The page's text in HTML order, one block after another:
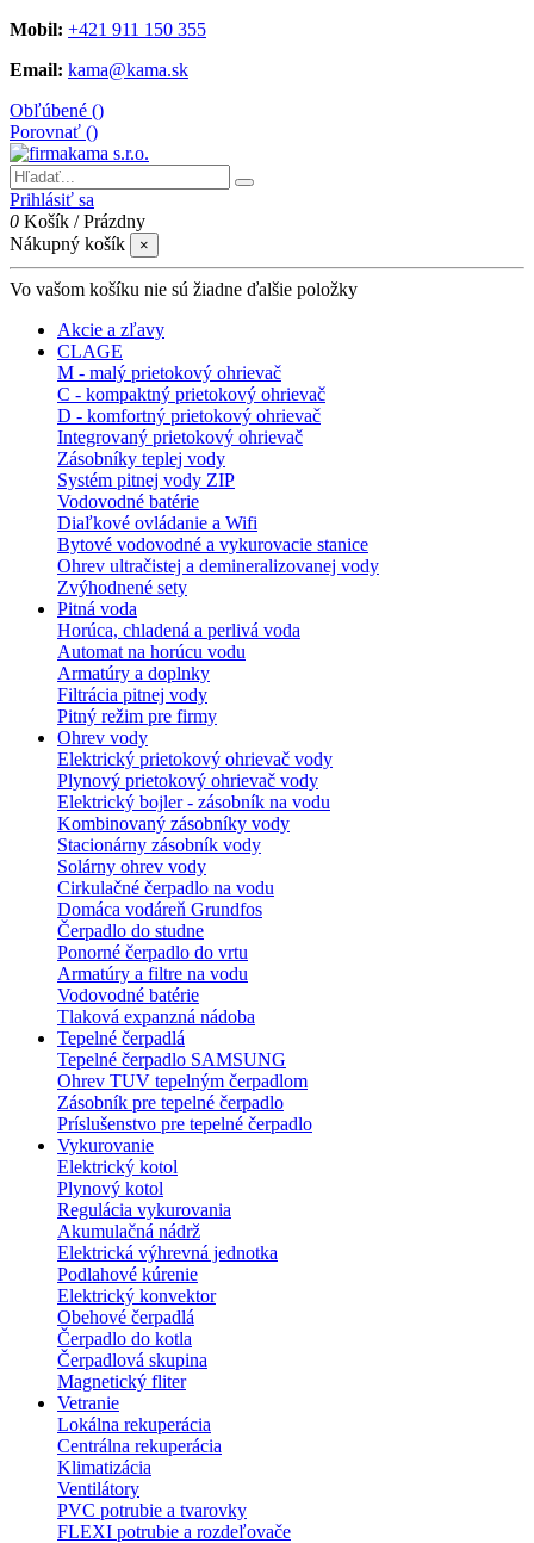
Mobil: +421 911 150 355
Email: kama@kama.sk
Obľúbené ()
Porovnať ()
Prihlásiť sa
0 Košík /Prázdny
Nákupný košík
×
Vo vašom košíku nie sú žiadne ďalšie položky
Akcie a zľavy
CLAGE
M - malý prietokový ohrievač
C - kompaktný prietokový ohrievač
D - komfortný prietokový ohrievač
Integrovaný prietokový ohrievač
Zásobníky teplej vody
Systém pitnej vody ZIP
Vodovodné batérie
Diaľkové ovládanie a Wifi
Bytové vodovodné a vykurovacie stanice
Ohrev ultračistej a demineralizovanej vody
Zvýhodnené sety
Pitná voda
Horúca, chladená a perlivá voda
Automat na horúcu vodu
Armatúry a doplnky
Filtrácia pitnej vody
Pitný režim pre firmy
Ohrev vody
Elektrický prietokový ohrievač vody
Plynový prietokový ohrievač vody
Elektrický bojler - zásobník na vodu
Kombinovaný zásobníky vody
Stacionárny zásobník vody
Solárny ohrev vody
Cirkulačné čerpadlo na vodu
Domáca vodáreň Grundfos
Čerpadlo do studne
Ponorné čerpadlo do vrtu
Armatúry a filtre na vodu
Vodovodné batérie
Tlaková expanzná nádoba
Tepelné čerpadlá
Tepelné čerpadlo SAMSUNG
Ohrev TUV tepelným čerpadlom
Zásobník pre tepelné čerpadlo
Príslušenstvo pre tepelné čerpadlo
Vykurovanie
Elektrický kotol
Plynový kotol
Regulácia vykurovania
Akumulačná nádrž
Elektrická výhrevná jednotka
Podlahové kúrenie
Elektrický konvektor
Obehové čerpadlá
Čerpadlo do kotla
Čerpadlová skupina
Magnetický fliter
Vetranie
Lokálna rekuperácia
Centrálna rekuperácia
Klimatizácia
Ventilátory
PVC potrubie a tvarovky
FLEXI potrubie a rozdeľovače